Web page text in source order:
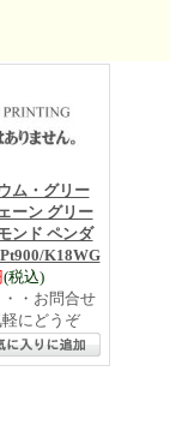
ム・グリー
ーン グリー
ンド ペンダ
K18WG
(税込)
・お問合せ
にどうぞ